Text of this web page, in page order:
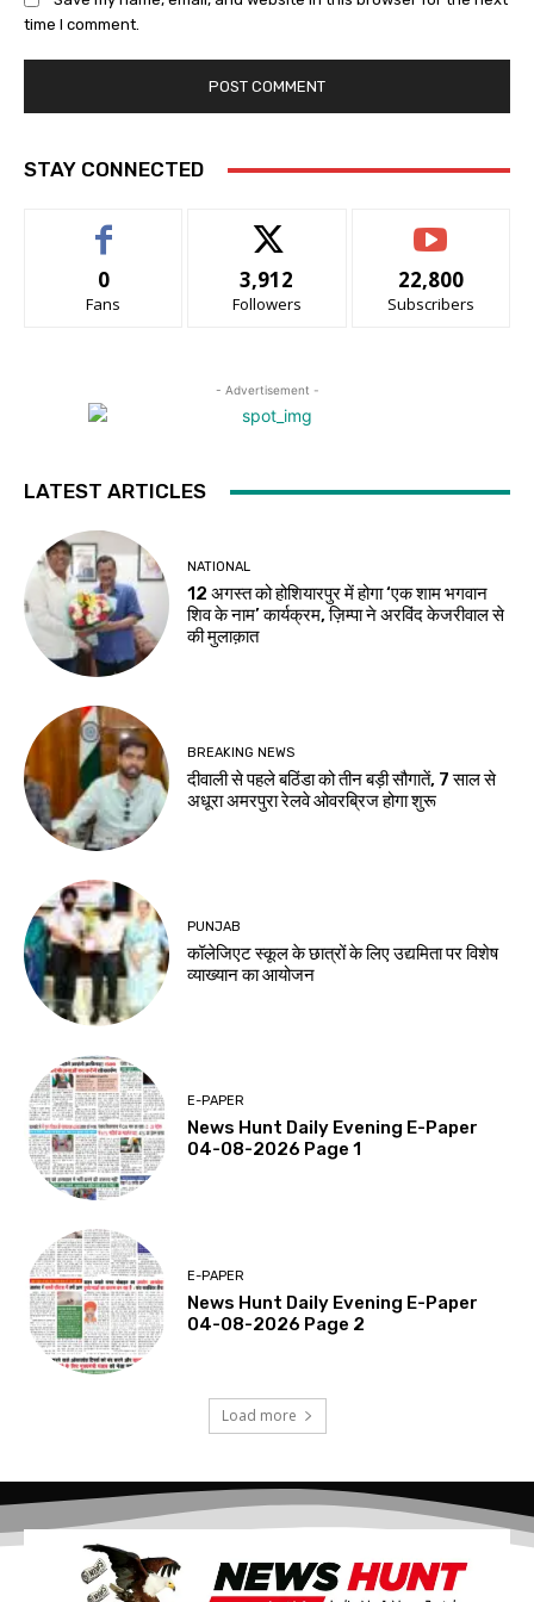
time I comment.
STAY CONNECTED
0
Fans
3,912
Followers
22,800
Subscribers
- Advertisement -
LATEST ARTICLES
NATIONAL
12 अगस्त को होशियारपुर में होगा ‘एक शाम भगवान
शिव के नाम’ कार्यक्रम, ज़िम्पा ने अरविंद केजरीवाल से
की मुलाक़ात
BREAKING NEWS
दीवाली से पहले बठिंडा को तीन बड़ी सौगातें, 7 साल से
अधूरा अमरपुरा रेलवे ओवरब्रिज होगा शुरू
PUNJAB
कॉलेजिएट स्कूल के छात्रों के लिए उद्यमिता पर विशेष
व्याख्यान का आयोजन
E-PAPER
News Hunt Daily Evening E-Paper
04-08-2026 Page 1
E-PAPER
News Hunt Daily Evening E-Paper
04-08-2026 Page 2
Load more